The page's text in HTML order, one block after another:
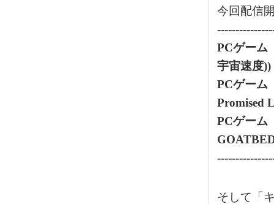
今回配信
PCゲーム
宇宙速度))
PCゲーム
Promised
PCゲーム
そして「